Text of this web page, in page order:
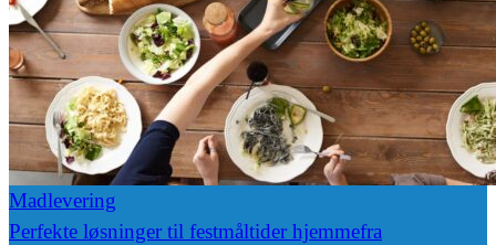
Madlevering
Perfekte løsninger til festmåltider hjemmefra